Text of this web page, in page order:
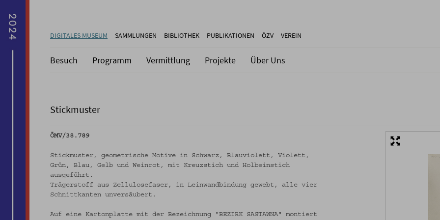
DIGITALES MUSEUM SAMMLUNGEN BIBLIOTHEK PUBLIKATIONEN ÖZV VEREIN
Besuch Programm Vermittlung Projekte Über Uns
Stickmuster
ÖMV/38.789
Stickmuster, geometrische Motive in Schwarz, Blauviolett, Violett,
Grün, Blau, Gelb und Weinrot, mit Kreuzstich und Holbeinstich
ausgeführt.
Trägerstoff aus Zellulosefaser, in Leinwandbindung gewebt, alle vier
Schnittkanten unversäubert.
Auf eine Kartonplatte mit der Bezeichnung "BEZIRK SASTAWNA" montiert